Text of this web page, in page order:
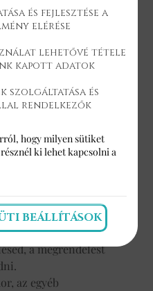
rejti, melyet
egyedivé. A
aromájú, markáns
fahéjat és a
A ganache
is kerül, melynek
során lesz
a
lágy, selymes
csokoládé
a megrendelést
az egyéb
és fejlesztése a
elérése
lehetővé tétele
kapott adatok
szolgáltatása és
rendelkezők
hogy milyen sütiket
résznél ki lehet kapcsolni a
BEÁLLÍTÁSOK